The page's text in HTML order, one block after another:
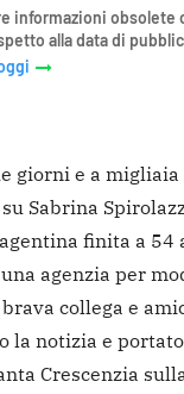
informazioni obsolete
alla data di
giorni e a
Sabrina
finita a 54
agenzia per
collega e
la notizia e
Crescenzia